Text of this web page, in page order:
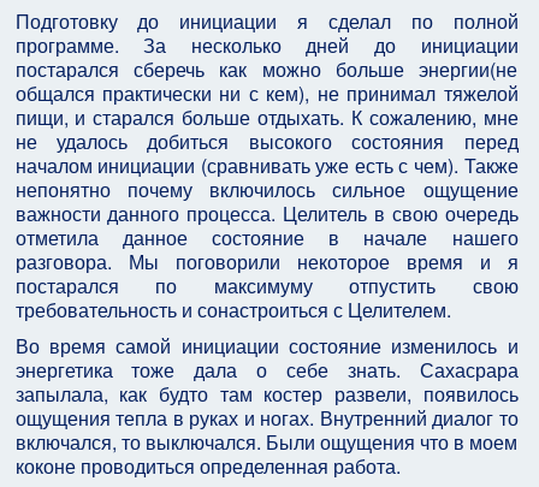
Подготовку до инициации я сделал по полной
программе. За несколько дней до инициации
постарался сберечь как можно больше энергии(не
общался практически ни с кем), не принимал тяжелой
пищи, и старался больше отдыхать. К сожалению, мне
не удалось добиться высокого состояния перед
началом инициации (сравнивать уже есть с чем). Также
непонятно почему включилось сильное ощущение
важности данного процесса. Целитель в свою очередь
отметила данное состояние в начале нашего
разговора. Мы поговорили некоторое время и я
постарался по максимуму отпустить свою
требовательность и сонастроиться с Целителем.
Во время самой инициации состояние изменилось и
энергетика тоже дала о себе знать. Сахасрара
запылала, как будто там костер развели, появилось
ощущения тепла в руках и ногах. Внутренний диалог то
включался, то выключался. Были ощущения что в моем
коконе проводиться определенная работа.